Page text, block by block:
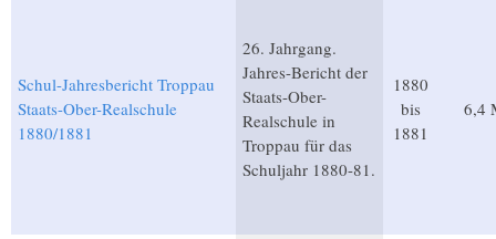
Schul-Jahresbericht Troppau
Staats-Ober-Realschule
1880/1881
26. Jahrgang.
Jahres-Bericht der
Staats-Ober-
Realschule in
Troppau für das
Schuljahr 1880-81.
1880
bis
1881
6,4